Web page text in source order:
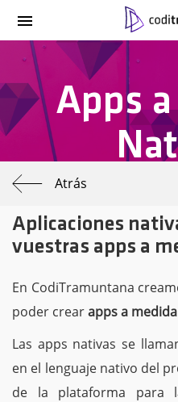
Apps
Atrás
Aplicaciones
vuestras apps a
En CodiTramuntana
poder crearapps a medida
Las apps nativas se
en el lenguaje nativo del
de la plataforma para